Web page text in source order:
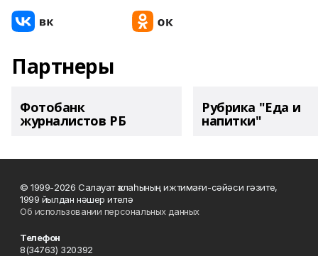
Партнеры
Фотобанк
журналистов РБ
Рубрика "Еда и
напитки"
© 1999-2026 Салауат ҡалаһының ижтимағи-сәйәси гәзите,
1999 йылдан нәшер ителә
Об использовании персональных данных
Телефон
8(34763) 320392